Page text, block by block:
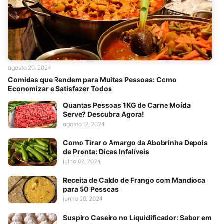
Comidas que Rendem para Muitas Pessoas: Como
Economizar e Satisfazer Todos
agosto 20, 2024
Quantas Pessoas 1KG de Carne Moída
Serve? Descubra Agora!
agosto 12, 2024
Como Tirar o Amargo da Abobrinha Depois
de Pronta: Dicas Infalíveis
julho 02, 2024
Receita de Caldo de Frango com Mandioca
para 50 Pessoas
junho 20, 2024
Suspiro Caseiro no Liquidificador: Sabor em